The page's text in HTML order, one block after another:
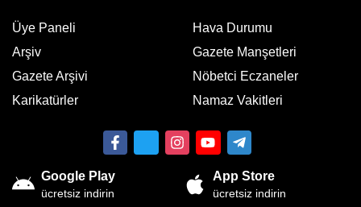
Üye Paneli
Arşiv
Gazete Arşivi
Karikatürler
Hava Durumu
Gazete Manşetleri
Nöbetci Eczaneler
Namaz Vakitleri
Google Play
ücretsiz indirin
App Store
ücretsiz indirin